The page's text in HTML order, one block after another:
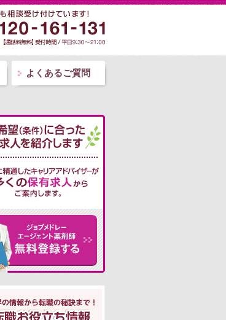
よくあるご質問